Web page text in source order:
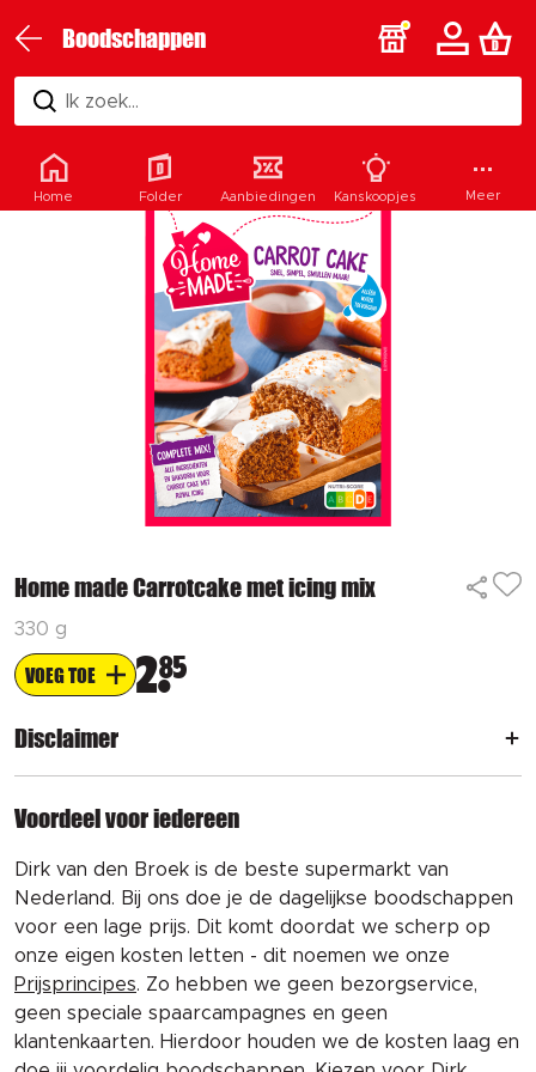
Boodschappen
Ik zoek...
Home made Carrotcake met icing mix
330 g
VOEG TOE 285
Disclaimer
Voordeel voor iedereen
Dirk van den Broek is de beste supermarkt van
Nederland. Bij ons doe je de dagelijkse boodschappen
voor een lage prijs. Dit komt doordat we scherp op
onze eigen kosten letten - dit noemen we onze
Prijsprincipes. Zo hebben we geen bezorgservice,
geen speciale spaarcampagnes en geen
klantenkaarten. Hierdoor houden we de kosten laag en
Home Folder Aanbiedingen Kanskoopjes Meer